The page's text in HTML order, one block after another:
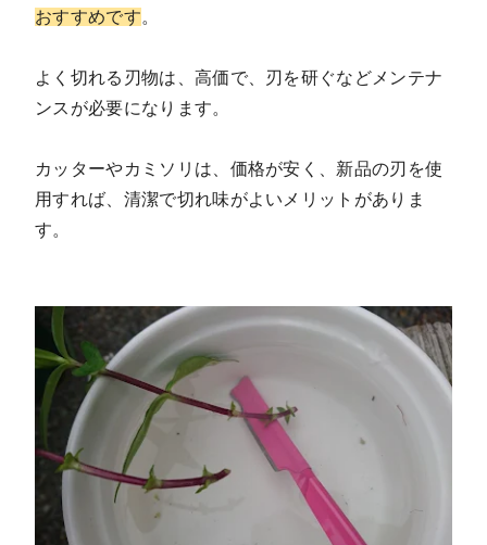
おすすめです。
よく切れる刃物は、高価で、刃を研ぐなどメンテナ
ンスが必要になります。
カッターやカミソリは、価格が安く、新品の刃を使
用すれば、清潔で切れ味がよいメリットがありま
す。